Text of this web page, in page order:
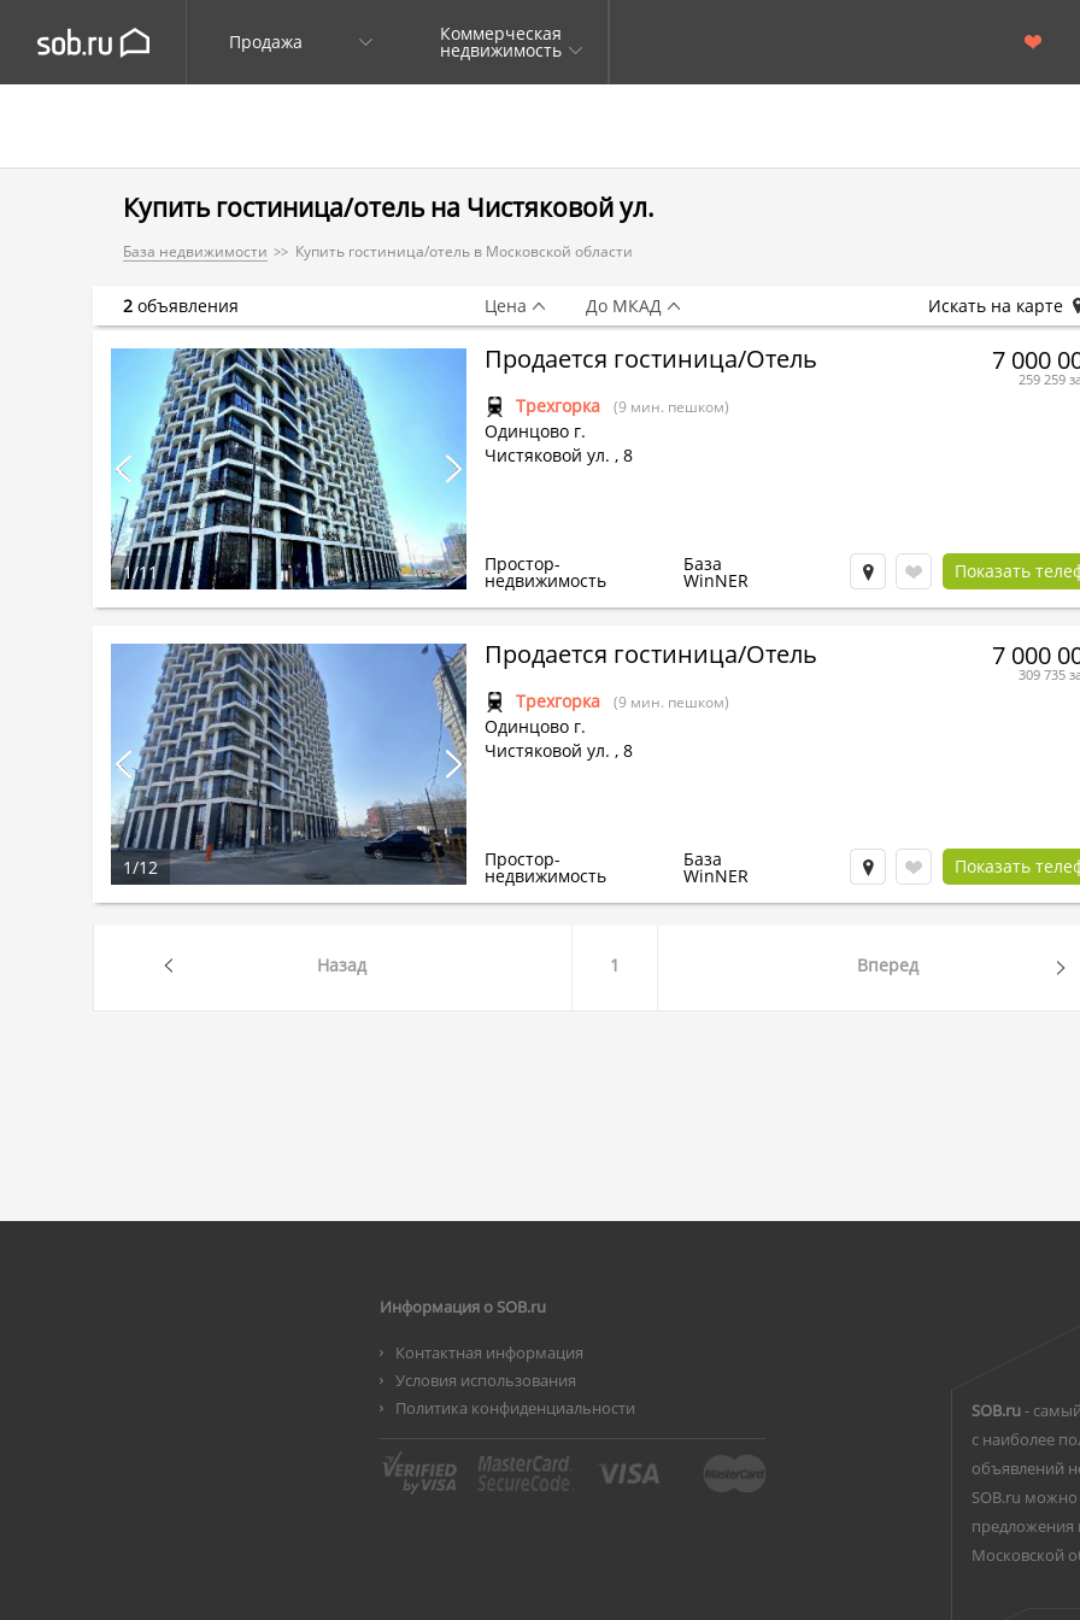
Продажа Коммерческая
недвижимость
Купить гостиница/отель на Чистяковой ул.
База недвижимости Купить гостиница/отель в Московской области
Продается гостиница/Отель
Трехгорка (9 мин. пешком)
Одинцово г.
Чистяковой ул. , 8
7 000
259 259
Простор-
недвижимость
База
WinNER Показать
1/11
Продается гостиница/Отель
Трехгорка (9 мин. пешком)
Одинцово г.
Чистяковой ул. , 8
7 000
309 735
Простор-
недвижимость
База
WinNER Показать
1/12
2 объявления Цена До МКАД Искать на карте
Назад 1 Вперед
Информация о SOB.ru
Контактная информация
Условия использования
Политика конфиденциальности
SOB.ru-
с наиболее
объявлений
SOB.ru можно
Московской